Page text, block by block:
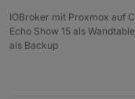
IOBroker mit Proxmox auf
Echo Show 15 als
als Backup